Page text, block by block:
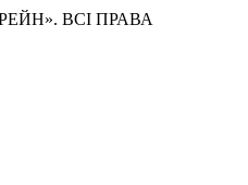
. ВСІ ПРАВА